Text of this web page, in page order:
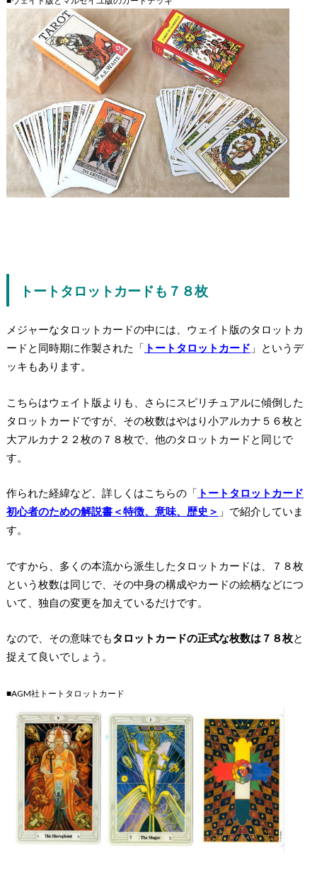
トートタロットカードも７８枚
メジャーなタロットカードの中には、ウェイト版のタロットカ
ードと同時期に作製された「 トートタロットカード 」というデ
ッキもあります。
こちらはウェイト版よりも、さらにスピリチュアルに傾倒した
タロットカードですが、その枚数はやはり小アルカナ５６枚と
大アルカナ２２枚の７８枚で、他のタロットカードと同じで
す。
作られた経緯など、詳しくはこちらの「 トートタロットカード
初心者のための解説書＜特徴、意味、歴史＞ 」で紹介していま
す。
ですから、 多くの本流から派生したタロットカードは、７８枚
という枚数は同じで、その中身の構成やカードの絵柄などにつ
いて、独自の変更を加えているだけです。
なので、その意味でもタロットカードの正式な枚数は７８枚と
捉えて良いでしょう。
■AGM社トートタロットカード